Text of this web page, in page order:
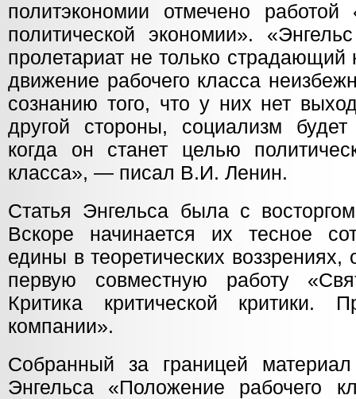
политэкономии отмечено работой
политической экономии».
пролетариат не только
движение рабочего класса
сознанию того, что у них нет
другой стороны, социализм
когда он станет целью
класса», — писал В.И. Ленин.
Статья Энгельса была с
Вскоре начинается их тесное
едины в теоретических
первую совместную работу
Критика критической
компании».
Собранный за границей
Энгельса «Положение рабочего